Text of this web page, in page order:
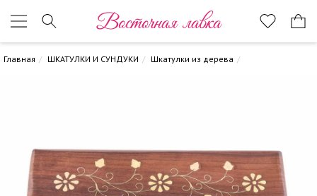
Восточная лавка
Главная ШКАТУЛКИ И СУНДУКИ Шкатулки из дерева